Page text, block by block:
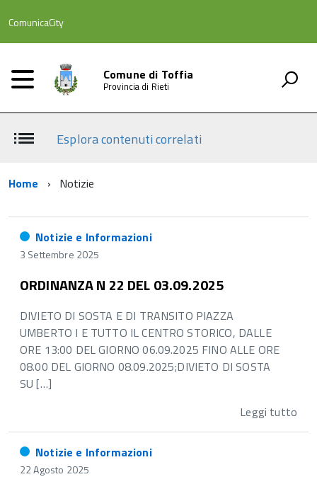
ComunicaCity
Comune di Toffia
Provincia di Rieti
Esplora contenuti correlati
Home Notizie
Notizie e Informazioni
3 Settembre 2025
ORDINANZA N 22 DEL 03.09.2025
DIVIETO DI SOSTA E DI TRANSITO PIAZZA
UMBERTO I E TUTTO IL CENTRO STORICO, DALLE
ORE 13:00 DEL GIORNO 06.09.2025 FINO ALLE ORE
08.00 DEL GIORNO 08.09.2025;DIVIETO DI SOSTA
SU […]
Leggi tutto
Notizie e Informazioni
22 Agosto 2025